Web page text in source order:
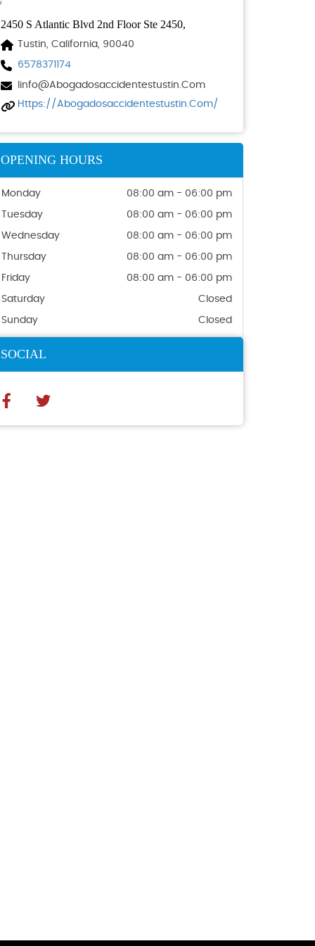
2450 S Atlantic Blvd 2nd Floor Ste 2450,
Tustin, California, 90040
6578371174
Iinfo@abogadosaccidentestustin.com
Https://abogadosaccidentestustin.com/
OPENING HOURS
Monday 08:00 am - 06:00 pm
Tuesday 08:00 am - 06:00 pm
Wednesday 08:00 am - 06:00 pm
Thursday 08:00 am - 06:00 pm
Friday 08:00 am - 06:00 pm
Saturday Closed
Sunday Closed
SOCIAL